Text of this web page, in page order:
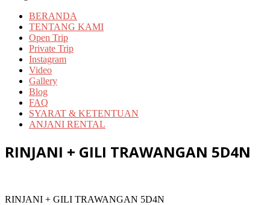
BERANDA
TENTANG KAMI
Open Trip
Private Trip
Instagram
Video
Gallery
Blog
FAQ
SYARAT & KETENTUAN
ANJANI RENTAL
RINJANI + GILI TRAWANGAN 5D4N
RINJANI + GILI TRAWANGAN 5D4N